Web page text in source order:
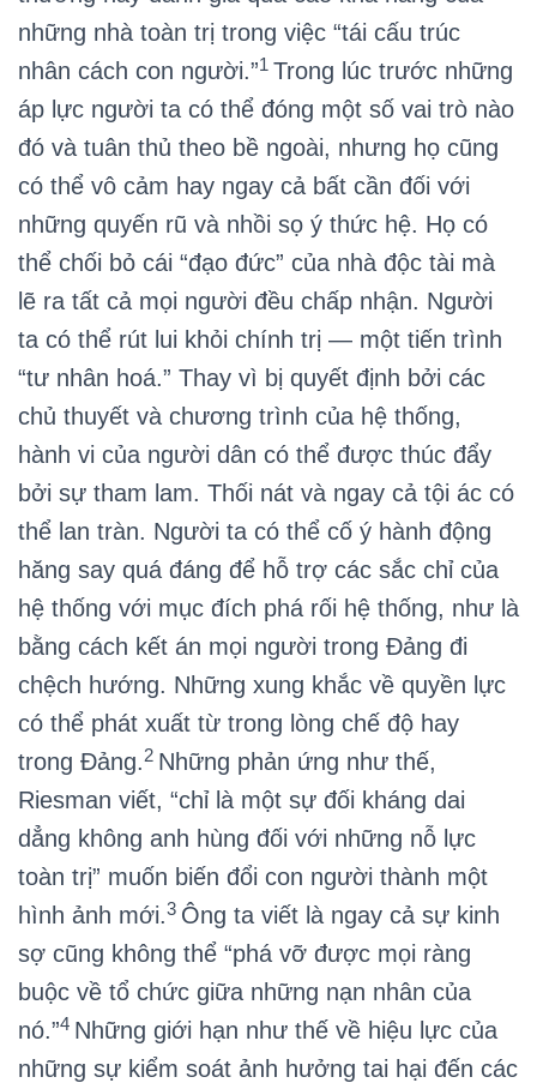
những nhà toàn trị trong việc “tái cấu trúc
nhân cách con người.”1 Trong lúc trước những
áp lực người ta có thể đóng một số vai trò nào
đó và tuân thủ theo bề ngoài, nhưng họ cũng
có thể vô cảm hay ngay cả bất cần đối với
những quyến rũ và nhồi sọ ý thức hệ. Họ có
thể chối bỏ cái “đạo đức” của nhà độc tài mà
lẽ ra tất cả mọi người đều chấp nhận. Người
ta có thể rút lui khỏi chính trị — một tiến trình
“tư nhân hoá.” Thay vì bị quyết định bởi các
chủ thuyết và chương trình của hệ thống,
hành vi của người dân có thể được thúc đẩy
bởi sự tham lam. Thối nát và ngay cả tội ác có
thể lan tràn. Người ta có thể cố ý hành động
hăng say quá đáng để hỗ trợ các sắc chỉ của
hệ thống với mục đích phá rối hệ thống, như là
bằng cách kết án mọi người trong Đảng đi
chệch hướng. Những xung khắc về quyền lực
có thể phát xuất từ trong lòng chế độ hay
trong Đảng.2 Những phản ứng như thế,
Riesman viết, “chỉ là một sự đối kháng dai
dẳng không anh hùng đối với những nỗ lực
toàn trị” muốn biến đổi con người thành một
hình ảnh mới.3 Ông ta viết là ngay cả sự kinh
sợ cũng không thể “phá vỡ được mọi ràng
buộc về tổ chức giữa những nạn nhân của
nó.”4 Những giới hạn như thế về hiệu lực của
những sự kiểm soát ảnh hưởng tai hại đến các